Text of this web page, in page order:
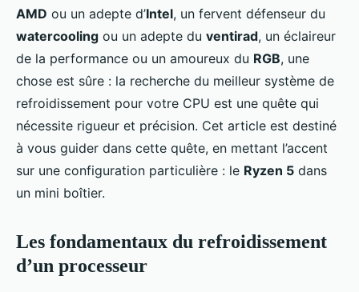
AMD ou un adepte d’Intel, un fervent défenseur du
watercooling ou un adepte du ventirad, un éclaireur
de la performance ou un amoureux du RGB, une
chose est sûre : la recherche du meilleur système de
refroidissement pour votre CPU est une quête qui
nécessite rigueur et précision. Cet article est destiné
à vous guider dans cette quête, en mettant l’accent
sur une configuration particulière : le Ryzen 5 dans
un mini boîtier.
Les fondamentaux du refroidissement
d’un processeur